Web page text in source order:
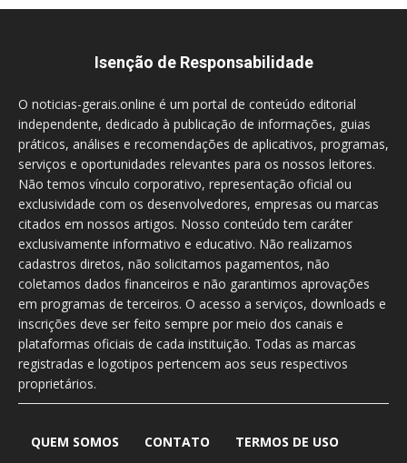
Isenção de Responsabilidade
O noticias-gerais.online é um portal de conteúdo editorial
independente, dedicado à publicação de informações, guias
práticos, análises e recomendações de aplicativos, programas,
serviços e oportunidades relevantes para os nossos leitores.
Não temos vínculo corporativo, representação oficial ou
exclusividade com os desenvolvedores, empresas ou marcas
citados em nossos artigos. Nosso conteúdo tem caráter
exclusivamente informativo e educativo. Não realizamos
cadastros diretos, não solicitamos pagamentos, não
coletamos dados financeiros e não garantimos aprovações
em programas de terceiros. O acesso a serviços, downloads e
inscrições deve ser feito sempre por meio dos canais e
plataformas oficiais de cada instituição. Todas as marcas
registradas e logotipos pertencem aos seus respectivos
proprietários.
QUEM SOMOS CONTATO TERMOS DE USO